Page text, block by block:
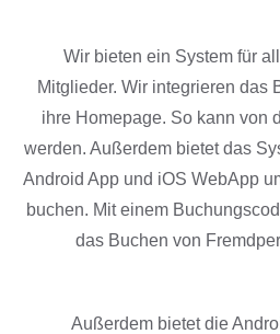
Wir bieten ein System für
Mitglieder. Wir integrieren das
ihre Homepage. So kann von
werden. Außerdem bietet das
Android App und iOS WebApp
buchen. Mit einem
das Buchen von
Außerdem bietet die